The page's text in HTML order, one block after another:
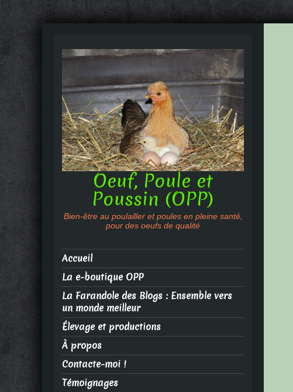
Oeuf, Poule et
Poussin (OPP)
Bien-être au poulailler et poules en pleine santé,
pour des oeufs de qualité
Accueil
La e-boutique OPP
La Farandole des Blogs : Ensemble vers
un monde meilleur
Élevage et productions
À propos
Contacte-moi !
Témoignages